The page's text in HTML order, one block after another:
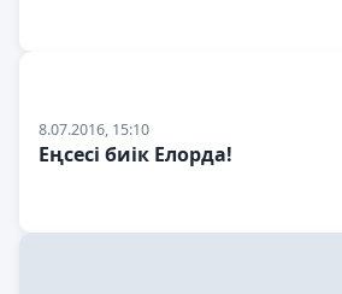
8.07.2016, 15:10
Еңсесі биік Елорда!